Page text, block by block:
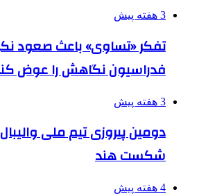
3 هفته پیش
تفکر «تساوی» باعث صعود
فدراسیون نگاهش را عوض
3 هفته پیش
دومین پیروزی تیم ملی
شکست هند
4 هفته پیش